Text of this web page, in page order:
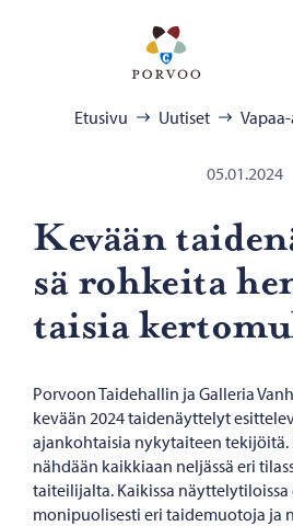
Etusivu Uutiset
05.01.2024
Ke­vään
sä roh­kei­ta
tai­sia
Porvoon Taidehallin ja Galleria
kevään 2024 taidenäyttelyt
ajankohtaisia nykytaiteen tekijöitä.
nähdään kaikkiaan neljässä eri
taiteilijalta. Kaikissa näyttelytiloissa
monipuolisesti eri taidemuotoja ja